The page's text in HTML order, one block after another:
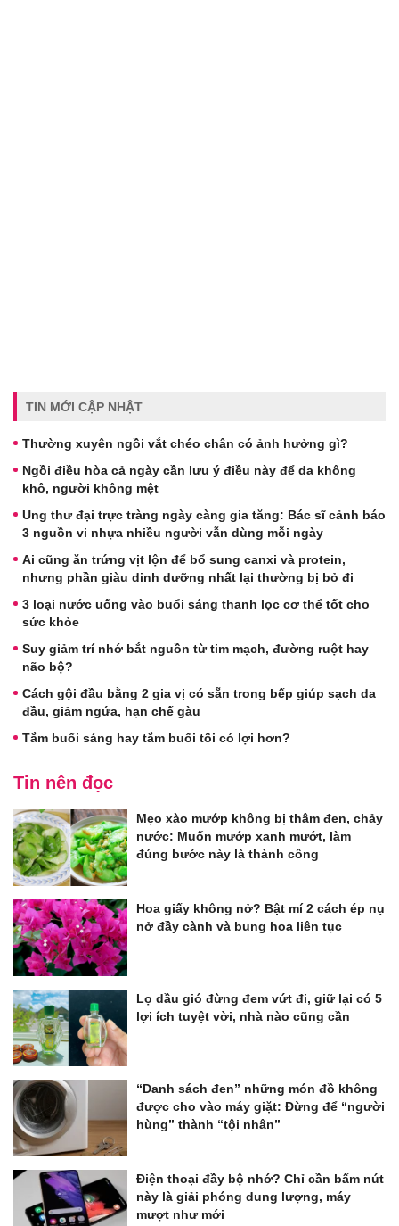
TIN MỚI CẬP NHẬT
Thường xuyên ngồi vắt chéo chân có ảnh hưởng gì?
Ngồi điều hòa cả ngày cần lưu ý điều này để da không
khô, người không mệt
Ung thư đại trực tràng ngày càng gia tăng: Bác sĩ cảnh báo
3 nguồn vi nhựa nhiều người vẫn dùng mỗi ngày
Ai cũng ăn trứng vịt lộn để bổ sung canxi và protein,
nhưng phần giàu dinh dưỡng nhất lại thường bị bỏ đi
3 loại nước uống vào buổi sáng thanh lọc cơ thể tốt cho
sức khỏe
Suy giảm trí nhớ bắt nguồn từ tim mạch, đường ruột hay
não bộ?
Cách gội đầu bằng 2 gia vị có sẵn trong bếp giúp sạch da
đầu, giảm ngứa, hạn chế gàu
Tắm buổi sáng hay tắm buổi tối có lợi hơn?
Tin nên đọc
Mẹo xào mướp không bị thâm đen, chảy
nước: Muốn mướp xanh mướt, làm
đúng bước này là thành công
Hoa giấy không nở? Bật mí 2 cách ép nụ
nở đầy cành và bung hoa liên tục
Lọ dầu gió đừng đem vứt đi, giữ lại có 5
lợi ích tuyệt vời, nhà nào cũng cần
“Danh sách đen” những món đồ không
được cho vào máy giặt: Đừng để “người
hùng” thành “tội nhân”
Điện thoại đầy bộ nhớ? Chỉ cần bấm nút
này là giải phóng dung lượng, máy
mượt như mới